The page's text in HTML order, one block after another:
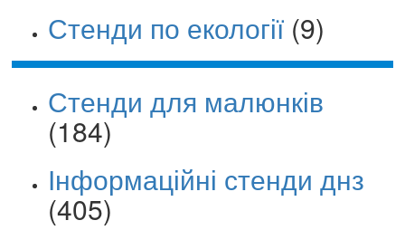
Стенди по екології (9)
Стенди для малюнків
(184)
Інформаційні стенди днз
(405)